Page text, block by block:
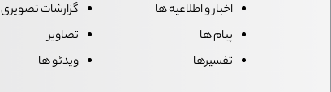
اخبار و اطلاعیه ها
پیام ها
تفسیرها
گزارشات تصویری
تصاویر
ویدئو ها